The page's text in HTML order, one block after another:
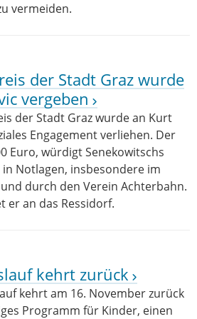
vermeiden.
der Stadt Graz wurde
vergeben
der Stadt Graz wurde an Kurt
Engagement verliehen. Der
Euro, würdigt Senekowitschs
Notlagen, insbesondere im
durch den Verein Achterbahn.
er an das Ressidorf.
kehrt zurück
kehrt am 16. November zurück
Programm für Kinder, einen